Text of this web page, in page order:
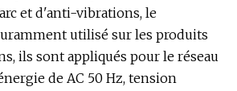
et d'anti-vibrations, le
utilisé sur les produits
ils sont appliqués pour le réseau
de AC 50 Hz, tension